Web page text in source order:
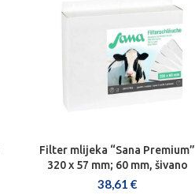
DODAJ U KOŠARICU
Filter mlijeka “Sana Premium”
320 x 57 mm; 60 mm, šivano
38,61 €